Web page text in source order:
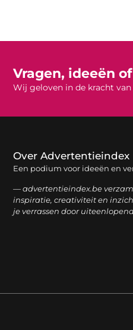
Vragen, ideeën
Wij geloven in de kracht
Over Advertentieindex
Een podium voor ideeën en
— advertentieindex.be
inspiratie, creativiteit en
je verrassen door